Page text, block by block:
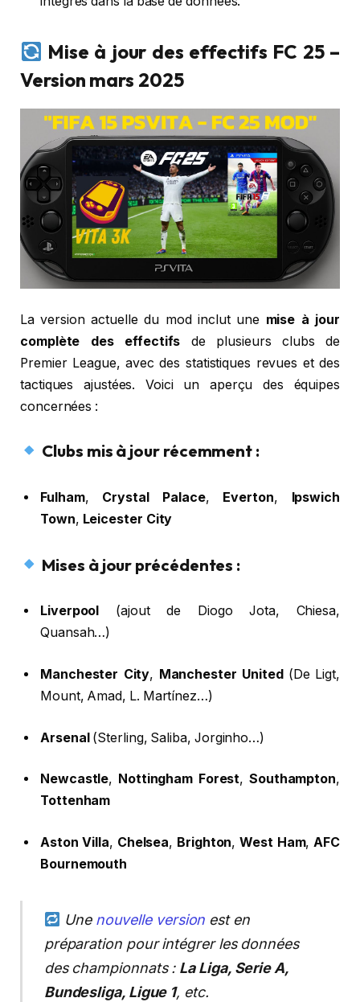
Mise à jour des effectifs FC 25 –
Version mars 2025
La version actuelle du mod inclut une mise à jour
complète des effectifs de plusieurs clubs de
Premier League, avec des statistiques revues et des
tactiques ajustées. Voici un aperçu des équipes
concernées :
Clubs mis à jour récemment :
Fulham, Crystal Palace, Everton, Ipswich
Town, Leicester City
Mises à jour précédentes :
Liverpool
(ajout de Diogo Jota, Chiesa,
Quansah…)
Manchester City, Manchester United(De Ligt,
Mount, Amad, L. Martínez…)
Arsenal(Sterling, Saliba, Jorginho…)
Newcastle, Nottingham Forest, Southampton,
Tottenham
Aston Villa, Chelsea, Brighton,West Ham, AFC
Bournemouth
Une nouvelle version est en
préparation pour intégrer les données
des championnats : La Liga, Serie A,
Bundesliga, Ligue 1, etc.